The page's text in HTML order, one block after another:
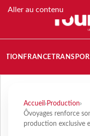
Aller au contenu
FRANCE
Accueil › Production›
Ôvoyages renforce
production exclusive